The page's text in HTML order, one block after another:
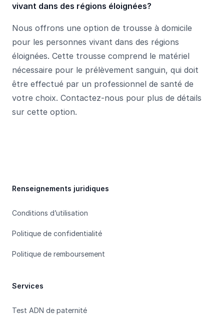
vivant dans des régions éloignées?
Nous offrons une option de trousse à domicile
pour les personnes vivant dans des régions
éloignées. Cette trousse comprend le matériel
nécessaire pour le prélèvement sanguin, qui doit
être effectué par un professionnel de santé de
votre choix. Contactez-nous pour plus de détails
sur cette option.
Renseignements juridiques
Conditions d’utilisation
Politique de confidentialité
Politique de remboursement
Services
Test ADN de paternité